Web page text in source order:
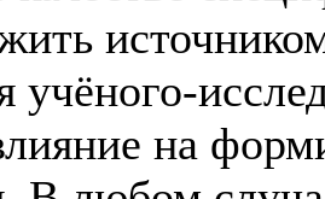
учёного-
на